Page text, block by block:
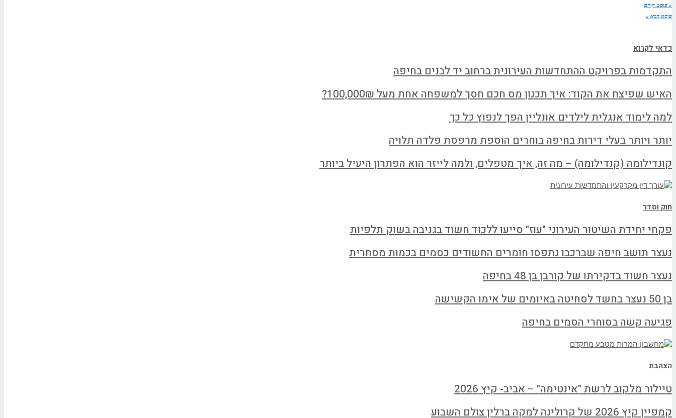
« פוסט קודם
פוסט הבא »
כדאי לקרוא
התקדמות בפרויקט ההתחדשות העירונית ברחוב יד לבנים בחיפה
האיש שפיצח את הקוד: איך תכנון מס חכם חסך למשפחה אחת מעל 100,000₪?
למה לימוד אנגלית לילדים אונליין הפך לנפוץ כל כך
יותר ויותר בעלי דירות בחיפה בוחרים הוספת מרפסת פלדה תלויה
קונדילומה (קנדילומה) – מה זה, איך מטפלים, ולמה לייזר הוא הפתרון היעיל ביותר
חוק וסדר
פקחי יחידת השיטור העירוני "עוז" סייעו ללכוד חשוד בגניבה בשוק תלפיות
נעצר תושב חיפה שברכבו נתפסו חומרים החשודים כסמים בכמות מסחרית
נעצר חשוד בדקירתו של קורבן בן 48 בחיפה
בן 50 נעצר בחשד לסחיטה באיומים של אימו הקשישה
פגיעה קשה בסוחרי הסמים בחיפה
הצהבת
טיילור מלקוב לרשת "אינטימה" – אביב- קיץ 2026
קמפיין קיץ 2026 של קרולינה למקה ברלין צולם השבוע